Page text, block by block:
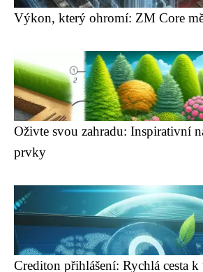
Výkon, který ohromí: ZM Core
Oživte svou zahradu: Inspirativní
prvky
Crediton přihlášení: Rychlá cesta